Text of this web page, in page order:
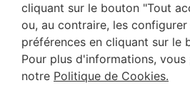
cliquant sur le bouton "Tout
ou, au contraire, les
préférences en cliquant sur le
Pour plus d'informations,
notre Politique de Cookies.